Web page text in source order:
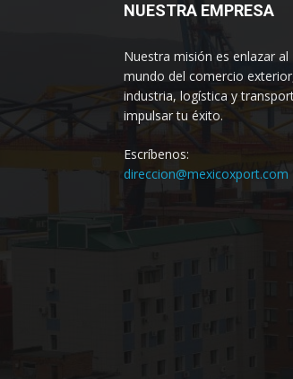
NUESTRA EMPRESA
Nuestra misión es enlazar al
mundo del comercio
industria, logística y
impulsar tu éxito.
Escríbenos:
direccion@mexicoxport.com